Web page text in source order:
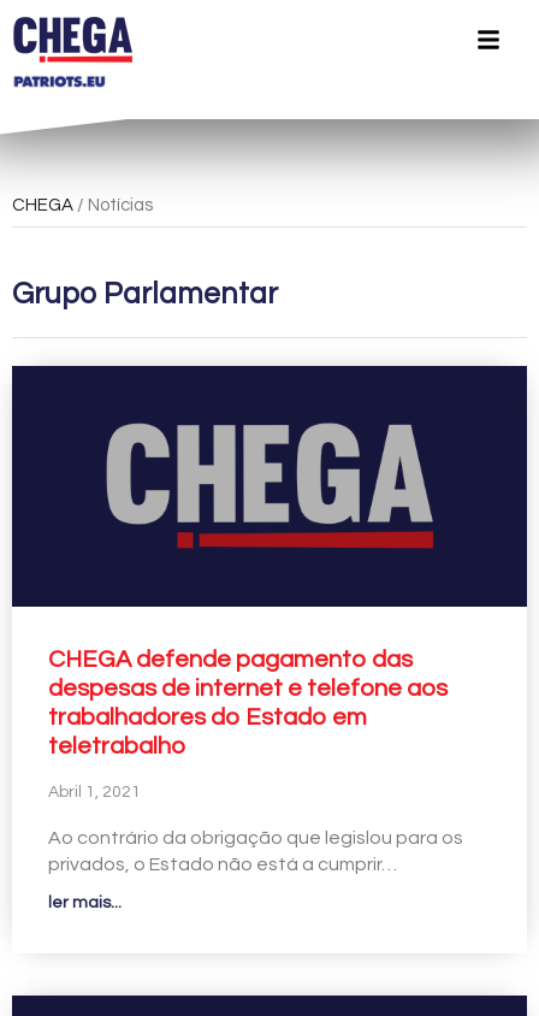
CHEGA / Notícias
Grupo Parlamentar
CHEGA defende pagamento das
despesas de internet e telefone aos
trabalhadores do Estado em
teletrabalho
Abril 1, 2021
Ao contrário da obrigação que legislou para os
privados, o Estado não está a cumprir…
ler mais...